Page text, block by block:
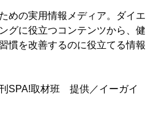
めの実用情報メディア。ダイエ
グに役立つコンテンツから、健
慣を改善するのに役立てる情報
SPA!取材班 提供／イーガイ